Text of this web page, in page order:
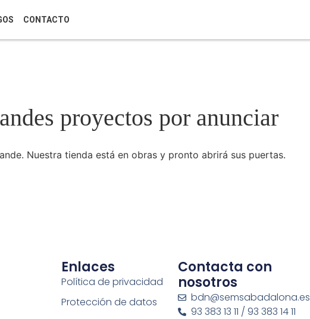
CONTACTO
proyectos por anunciar
Nuestra tienda está en obras y pronto abrirá sus puertas.
Enlaces
Política de privacidad
Protección de datos
Contacta con
nosotros
bdn@semsabadalona.es
93 383 13 11 / 93 383 14 11